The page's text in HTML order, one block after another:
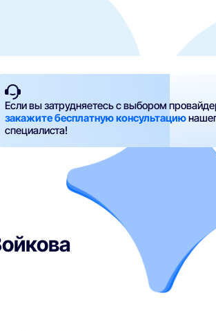
Если вы затрудняетесь с выбором
закажите бесплатную консультацию
специалиста!